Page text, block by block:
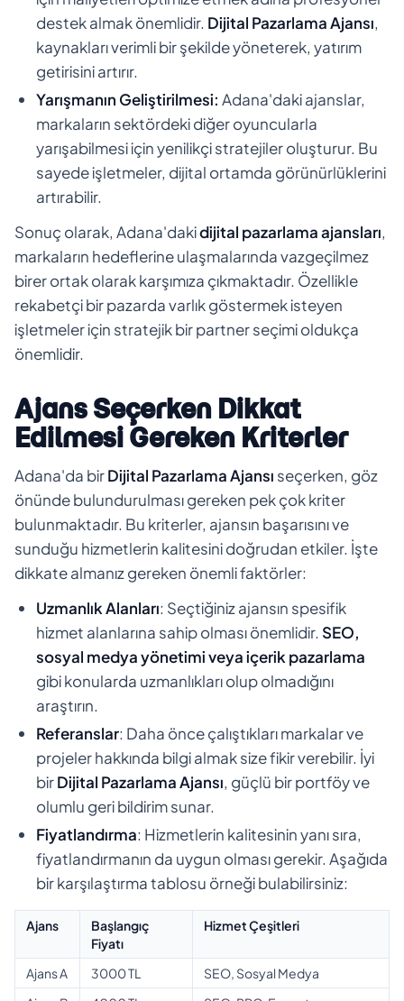
destek almak önemlidir. Dijital Pazarlama Ajansı,
kaynakları verimli bir şekilde yöneterek, yatırım
getirisini artırır.
Yarışmanın Geliştirilmesi: Adana'daki ajanslar,
markaların sektördeki diğer oyuncularla
yarışabilmesi için yenilikçi stratejiler oluşturur. Bu
sayede işletmeler, dijital ortamda görünürlüklerini
artırabilir.
Sonuç olarak, Adana'dakidijital pazarlama ajansları,
markaların hedeflerine ulaşmalarında vazgeçilmez
birer ortak olarak karşımıza çıkmaktadır. Özellikle
rekabetçi bir pazarda varlık göstermek isteyen
işletmeler için stratejik bir partner seçimi oldukça
önemlidir.
Ajans Seçerken Dikkat
Edilmesi Gereken Kriterler
Adana'da birDijital Pazarlama Ajansı seçerken, göz
önünde bulundurulması gereken pek çok kriter
bulunmaktadır. Bu kriterler, ajansın başarısını ve
sunduğu hizmetlerin kalitesini doğrudan etkiler. İşte
dikkate almanız gereken önemli faktörler:
Uzmanlık Alanları: Seçtiğiniz ajansın spesifik
hizmet alanlarına sahip olması önemlidir. SEO,
sosyal medya yönetimi veya içerik pazarlama
gibi konularda uzmanlıkları olup olmadığını
araştırın.
Referanslar: Daha önce çalıştıkları markalar ve
projeler hakkında bilgi almak size fikir verebilir. İyi
birDijital Pazarlama Ajansı, güçlü bir portföy ve
olumlu geri bildirim sunar.
Fiyatlandırma: Hizmetlerin kalitesinin yanı sıra,
fiyatlandırmanın da uygun olması gerekir. Aşağıda
bir karşılaştırma tablosu örneği bulabilirsiniz:
Ajans
Başlangıç
Fiyatı
Hizmet Çeşitleri
Ajans A 3000 TL
SEO, Sosyal Medya